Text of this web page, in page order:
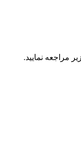
مراجعه نمایید.